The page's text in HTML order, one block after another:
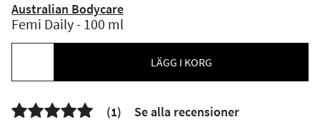
Australian Bodycare
Femi Daily - 100 ml
LÄGG I KORG
 (1) Se alla recensioner